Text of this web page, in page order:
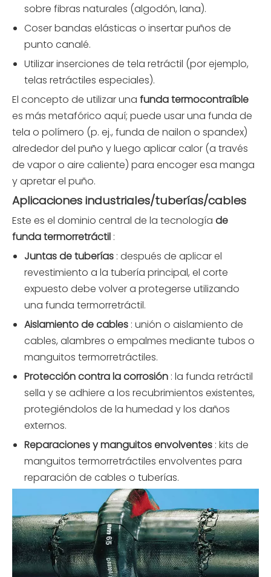
sobre fibras naturales (algodón, lana).
Coser bandas elásticas o insertar puños de
punto canalé.
Utilizar inserciones de tela retráctil (por ejemplo,
telas retráctiles especiales).
El concepto de utilizar una funda termocontraíble
es más metafórico aquí; puede usar una funda de
tela o polímero (p. ej., funda de nailon o spandex)
alrededor del puño y luego aplicar calor (a través
de vapor o aire caliente) para encoger esa manga
y apretar el puño.
Aplicaciones industriales/tuberías/cables
Este es el dominio central de la tecnología de
funda termorretráctil :
Juntas de tuberías : después de aplicar el
revestimiento a la tubería principal, el corte
expuesto debe volver a protegerse utilizando
una funda termorretráctil.
Aislamiento de cables : unión o aislamiento de
cables, alambres o empalmes mediante tubos o
manguitos termorretráctiles.
Protección contra la corrosión : la funda retráctil
sella y se adhiere a los recubrimientos existentes,
protegiéndolos de la humedad y los daños
externos.
Reparaciones y manguitos envolventes : kits de
manguitos termorretráctiles envolventes para
reparación de cables o tuberías.